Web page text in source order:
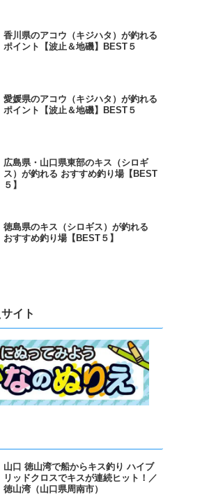
香川県のアコウ（キジハタ）が釣れる
ポイント【波止＆地磯】BEST５
愛媛県のアコウ（キジハタ）が釣れる
ポイント【波止＆地磯】BEST５
広島県・山口県東部のキス（シロギ
ス）が釣れる おすすめ釣り場【BEST
５】
徳島県のキス（シロギス）が釣れる
おすすめ釣り場【BEST５】
イト
山口 徳山湾で船からキス釣り ハイブ
リッドクロスでキスが連続ヒット！／
徳山湾（山口県周南市）